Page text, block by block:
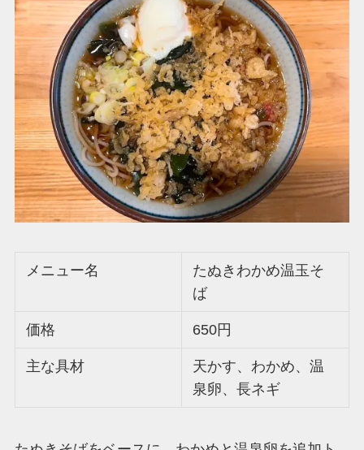
メニュー名
たぬきわかめ温玉そ
ば
価格 650円
主な具材
天かす、わかめ、温
泉卵、長ネギ